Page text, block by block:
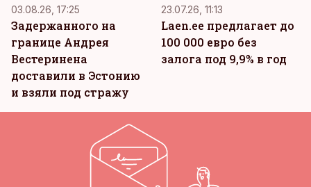
03.08.26, 17:25
Задержанного на
границе Андрея
Вестеринена
доставили в Эстонию
и взяли под стражу
23.07.26, 11:13
Laen.ee предлагает до
100 000 евро без
залога под 9,9% в год